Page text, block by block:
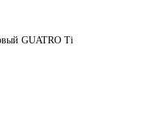
GUATRO Ti